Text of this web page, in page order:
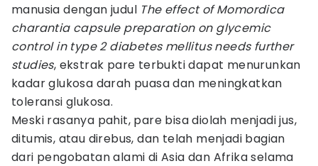
manusia dengan judul The effect of Momordica
charantia capsule preparation on glycemic
control in type 2 diabetes mellitus needs further
studies, ekstrak pare terbukti dapat menurunkan
kadar glukosa darah puasa dan meningkatkan
toleransi glukosa.
Meski rasanya pahit, pare bisa diolah menjadi jus,
ditumis, atau direbus, dan telah menjadi bagian
dari pengobatan alami di Asia dan Afrika selama